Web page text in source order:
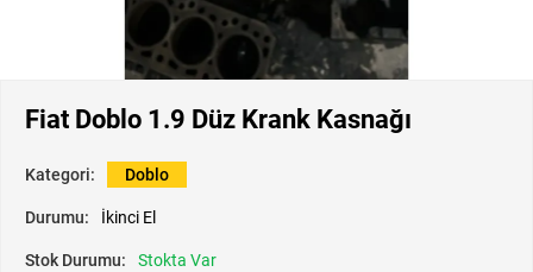
Fiat Doblo 1.9 Düz Krank Kasnağı
Kategori: Doblo
Durumu: İkinci El
Stok Durumu: Stokta Var